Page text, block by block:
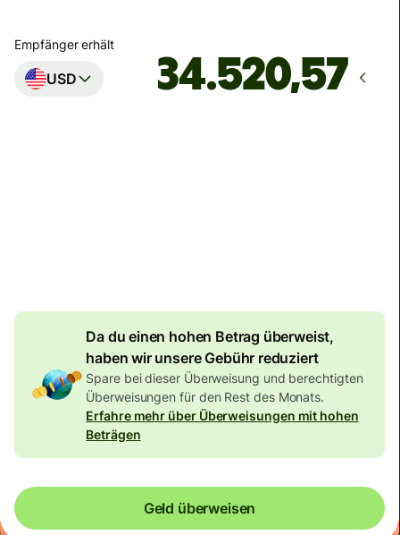
Empfänger erhält
USD
Da du einen hohen Betrag überweist,
haben wir unsere Gebühr reduziert
Spare bei dieser Überweisung und berechtigten
Überweisungen für den Rest des Monats.
Erfahre mehr über Überweisungen mit hohen
Beträgen
Geld überweisen